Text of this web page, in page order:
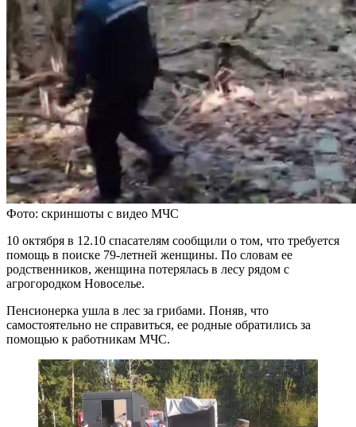
Фото: скриншоты с видео МЧС
10 октября в 12.10 спасателям сообщили о том, что требуется
помощь в поиске 79-летней женщины. По словам ее
родственников, женщина потерялась в лесу рядом с
агрогородком Новоселье.
Пенсионерка ушла в лес за грибами. Поняв, что
самостоятельно не справиться, ее родные обратились за
помощью к работникам МЧС.